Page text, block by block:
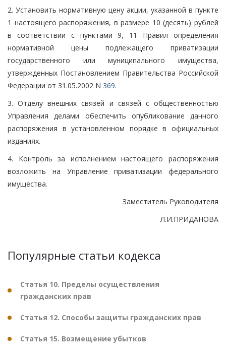
2. Установить нормативную цену акции, указанной в пункте
1 настоящего распоряжения, в размере 10 (десять) рублей
в соответствии с пунктами 9, 11 Правил определения
нормативной цены подлежащего приватизации
государственного или муниципального имущества,
утвержденных Постановлением Правительства Российской
Федерации от 31.05.2002 N 369.
3. Отделу внешних связей и связей с общественностью
Управления делами обеспечить опубликование данного
распоряжения в установленном порядке в официальных
изданиях.
4. Контроль за исполнением настоящего распоряжения
возложить на Управление приватизации федерального
имущества.
Заместитель Руководителя
Л.И.ПРИДАНОВА
Популярные статьи кодекса
Статья 10. Пределы осуществления
гражданских прав
Статья 12. Способы защиты гражданских прав
Статья 15. Возмещение убытков